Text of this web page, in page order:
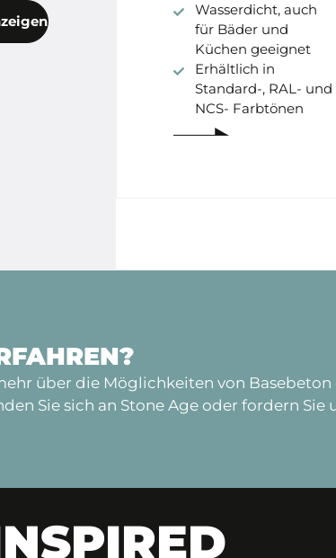
Wasserdicht, auch
für Bäder und
Küchen geeignet
Erhältlich in
Standard-, RAL- und
NCS- Farbtönen
über die Möglichkeiten von
Sie sich an Stone Age oder fordern Sie